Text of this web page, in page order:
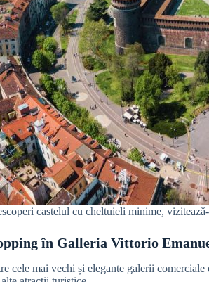
castelul cu cheltuieli minime,
în Galleria Vittorio
cele mai vechi și elegante galerii